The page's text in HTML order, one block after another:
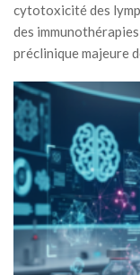
cytotoxicité des
des
préclinique majeure